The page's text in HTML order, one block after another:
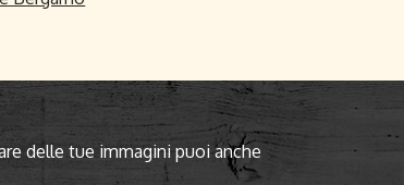
delle tue immagini puoi anche